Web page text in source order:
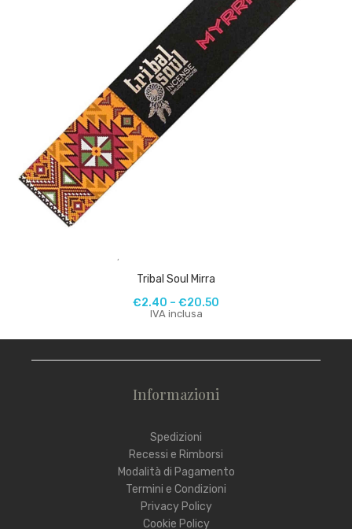
,
Tribal Soul Mirra
€2.40 – €20.50
IVA inclusa
Informazioni
Spedizioni
Recessi e Rimborsi
Modalità di Pagamento
Termini e Condizioni
Privacy Policy
Cookie Policy